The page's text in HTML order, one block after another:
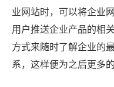
业网站时，可以将企业
用户推送企业产品的相
方式来随时了解企业的
系，这样便为之后更多